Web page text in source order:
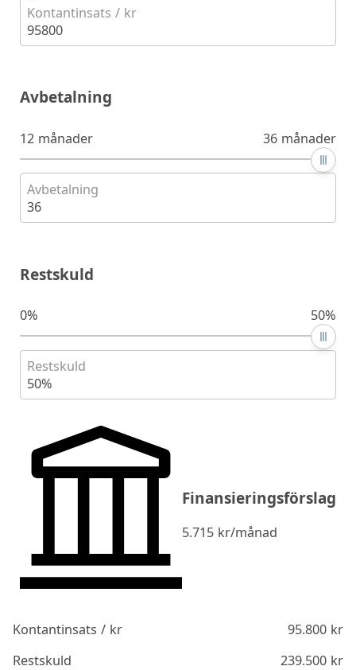
Kontantinsats / kr
95800
Avbetalning
12 månader 36 månader
Avbetalning
36
Restskuld
0% 50%
Restskuld
50%
Finansieringsförslag
5.715 kr/månad
Kontantinsats / kr 95.800kr
Restskuld
239.500kr